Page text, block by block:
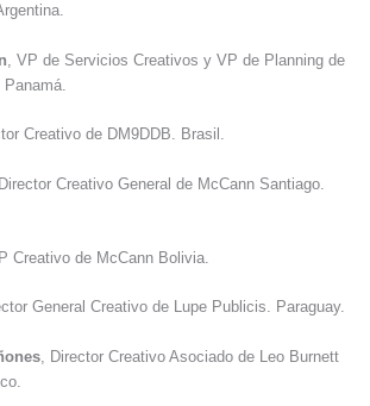
, VP de Servicios Creativos y VP de Planning de
Creativo de DM9DDB. Brasil.
Creativo General de McCann Santiago.
Creativo de McCann Bolivia.
General Creativo de Lupe Publicis. Paraguay.
, Director Creativo Asociado de Leo Burnett